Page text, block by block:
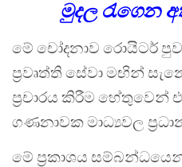
මුදල රැගෙන
මේ චෝදනාව රොයිටර්
ප්‍රවෘත්ති සේවා මඟින්
ප්‍රචාරය කිරීම හේතුවෙන්
ගණනාවක මාධ්‍යවල
මේ ප්‍රකාශය